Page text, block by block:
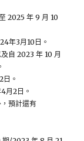
2025 年 9 月 10
年3月10日。
自 2023 年 10 月
。
月2日。
預計還有